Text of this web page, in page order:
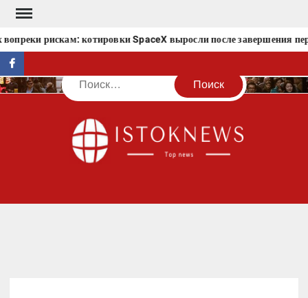
Перейти
содержимомурискам: котировки SpaceX выросли после завершения
facebook
Поиск